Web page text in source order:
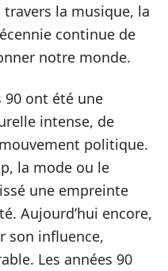
travers la musique, la
continue de
notre monde.
90 ont été une
intense, de
politique.
la mode ou le
une empreinte
Aujourd’hui encore,
son influence,
Les années 90